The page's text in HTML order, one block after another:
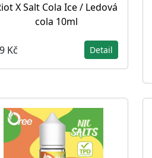
X Salt Cola Ice / Ledová
cola 10ml
Kč Detail